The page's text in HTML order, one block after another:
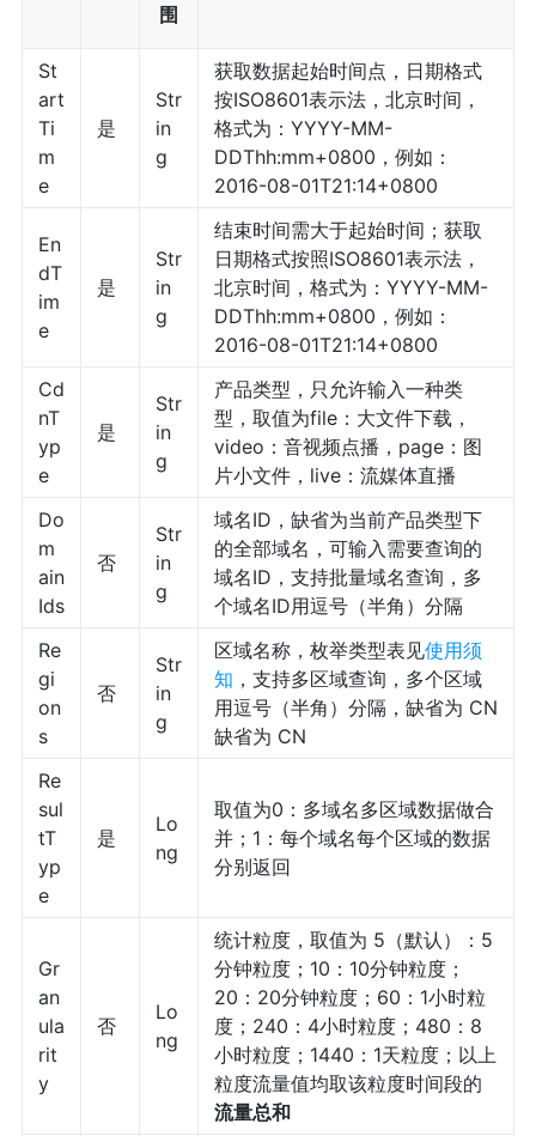
围
St
art
Ti
m
e
是
Str
in
g
获取数据起始时间点，日期格式
按ISO8601表示法，北京时间，
格式为：YYYY-MM-
DDThh:mm+0800，例如：
2016-08-01T21:14+0800
En
dT
im
e
是
Str
in
g
结束时间需大于起始时间；获取
日期格式按照ISO8601表示法，
北京时间，格式为：YYYY-MM-
DDThh:mm+0800，例如：
2016-08-01T21:14+0800
Cd
nT
yp
e
是
Str
in
g
产品类型，只允许输入一种类
型，取值为file：大文件下载，
video：音视频点播，page：图
片小文件，live：流媒体直播
Do
m
ain
Ids
否
Str
in
g
域名ID，缺省为当前产品类型下
的全部域名，可输入需要查询的
域名ID，支持批量域名查询，多
个域名ID用逗号（半角）分隔
Re
gi
on
s
否
Str
in
g
区域名称，枚举类型表见使用须
知 ，支持多区域查询，多个区域
用逗号（半角）分隔，缺省为 CN
缺省为 CN
Re
sul
tT
yp
e
是
Lo
ng
取值为0：多域名多区域数据做合
并；1：每个域名每个区域的数据
分别返回
Gr
an
ula
rit
y
否
Lo
ng
统计粒度，取值为 5（默认）：5
分钟粒度；10：10分钟粒度；
20：20分钟粒度；60：1小时粒
度；240：4小时粒度；480：8
小时粒度；1440：1天粒度；以上
粒度流量值均取该粒度时间段的
流量总和